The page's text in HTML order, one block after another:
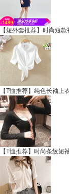
【短外套推荐】时尚短
【T恤推荐】纯色长袖上
【T恤推荐】时尚条纹短